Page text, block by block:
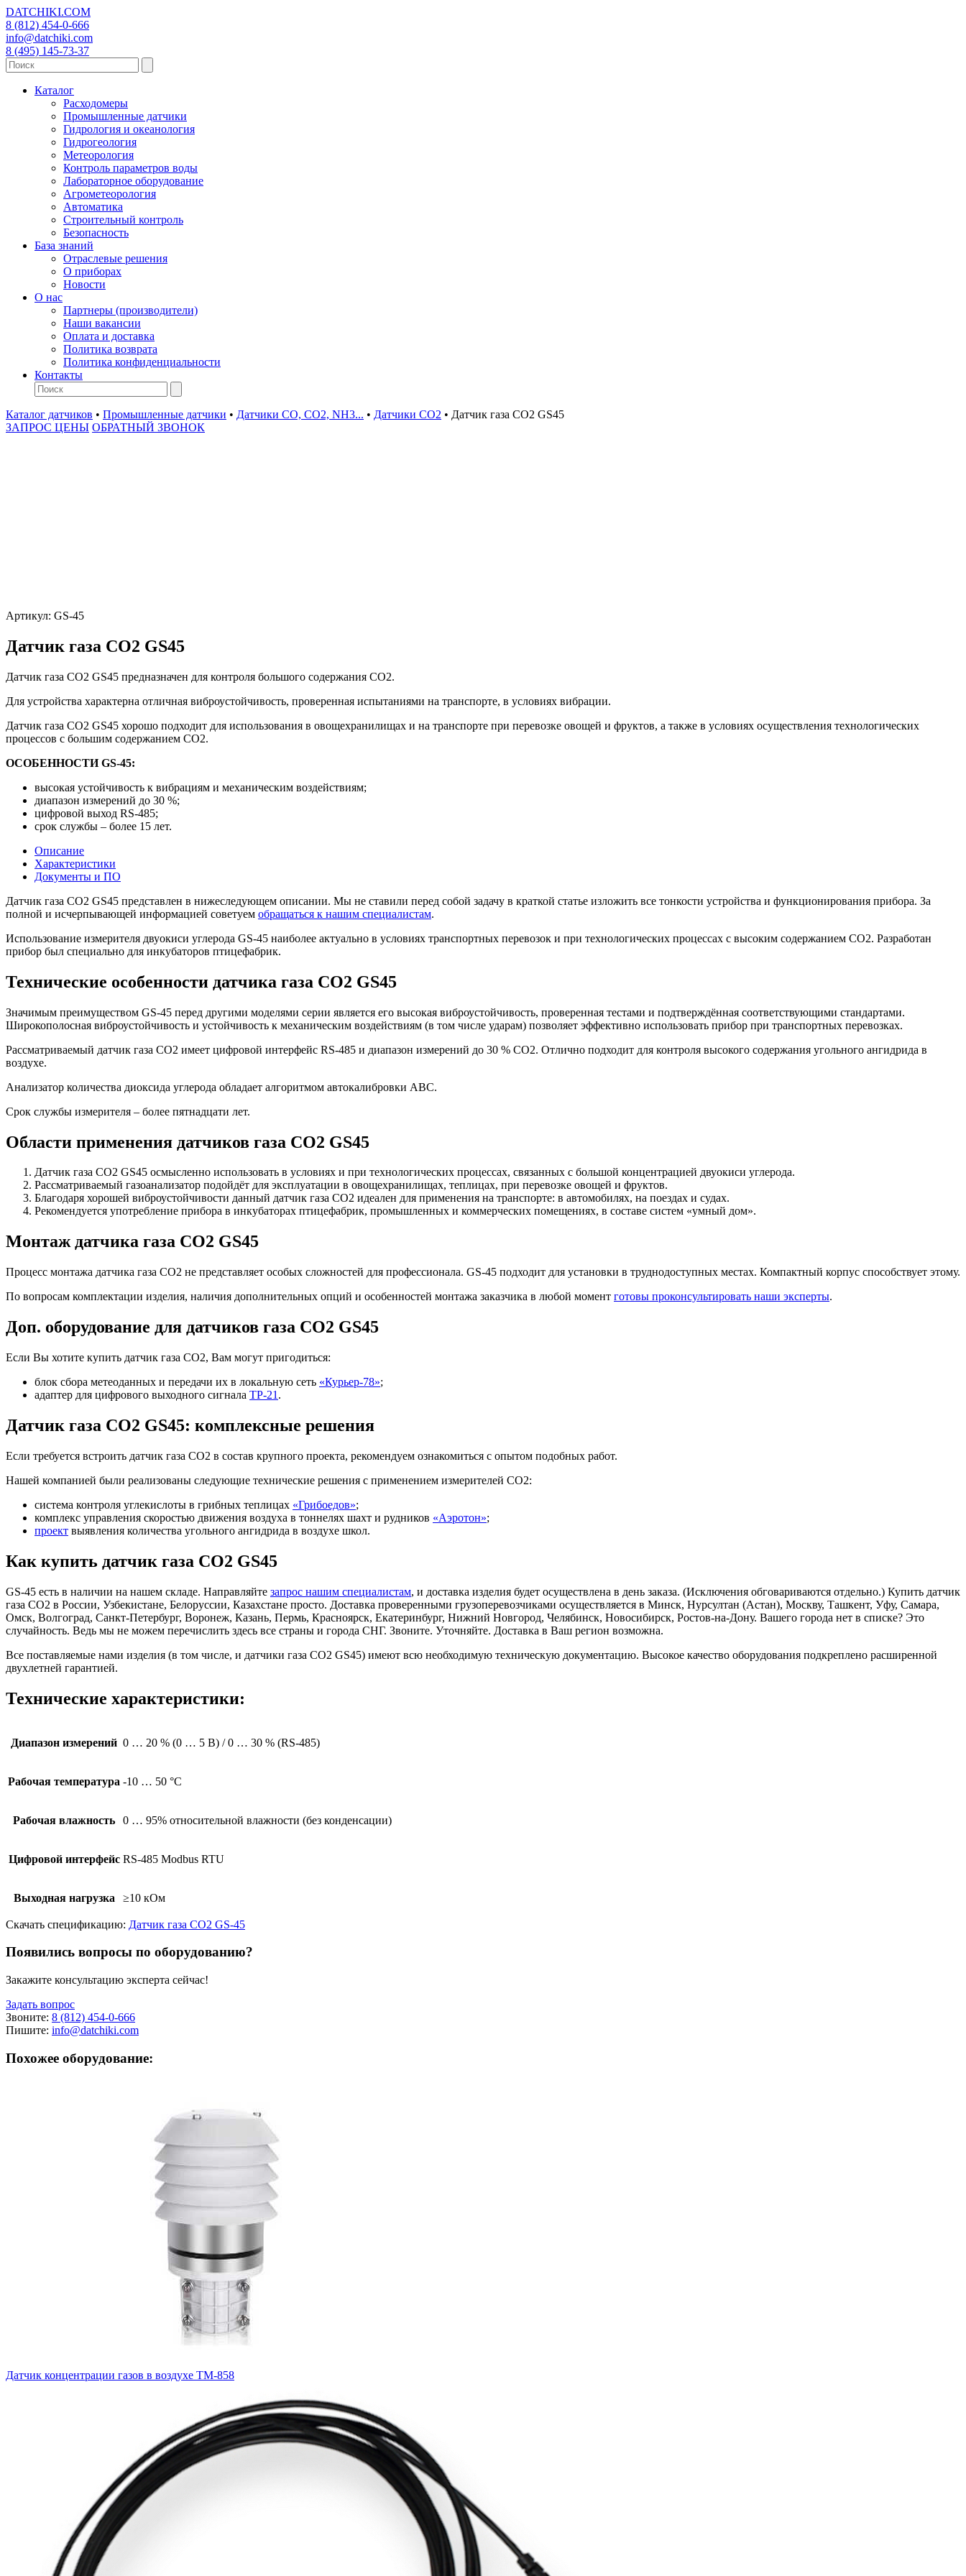
DATCHIKI.COM
8 (812) 454-0-666
info@datchiki.com
8 (495) 145-73-37
Каталог
Расходомеры
Промышленные датчики
Гидрология и океанология
Гидрогеология
Метеорология
Контроль параметров воды
Лабораторное оборудование
Агрометеорология
Автоматика
Строительный контроль
Безопасность
База знаний
Отраслевые решения
О приборах
Новости
О нас
Партнеры (производители)
Наши вакансии
Оплата и доставка
Политика возврата
Политика конфиденциальности
Контакты
Каталог датчиков • Промышленные датчики • Датчики CO, CO2, NH3... • Датчики СО2 • Датчик газа CO2 GS45
ЗАПРОС ЦЕНЫ ОБРАТНЫЙ ЗВОНОК
Артикул: GS-45
Датчик газа CO2 GS45
Датчик газа CO2 GS45 предназначен для контроля большого содержания СО2.
Для устройства характерна отличная виброустойчивость, проверенная испытаниями на транспорте, в условиях вибрации.
Датчик газа CO2 GS45 хорошо подходит для использования в овощехранилищах и на транспорте при перевозке овощей и фруктов, а также в условиях осуществления технологических
процессов с большим содержанием СО2.
ОСОБЕННОСТИ GS-45:
высокая устойчивость к вибрациям и механическим воздействиям;
диапазон измерений до 30 %;
цифровой выход RS-485;
срок службы – более 15 лет.
Описание
Характеристики
Документы и ПО
Датчик газа CO2 GS45 представлен в нижеследующем описании. Мы не ставили перед собой задачу в краткой статье изложить все тонкости устройства и функционирования прибора. За
полной и исчерпывающей информацией советуем обращаться к нашим специалистам.
Использование измерителя двуокиси углерода GS-45 наиболее актуально в условиях транспортных перевозок и при технологических процессах с высоким содержанием СО2. Разработан
прибор был специально для инкубаторов птицефабрик.
Технические особенности датчика газа CO2 GS45
Значимым преимуществом GS-45 перед другими моделями серии является его высокая виброустойчивость, проверенная тестами и подтверждённая соответствующими стандартами.
Широкополосная виброустойчивость и устойчивость к механическим воздействиям (в том числе ударам) позволяет эффективно использовать прибор при транспортных перевозках.
Рассматриваемый датчик газа CO2 имеет цифровой интерфейс RS-485 и диапазон измерений до 30 % СО2. Отлично подходит для контроля высокого содержания угольного ангидрида в
воздухе.
Анализатор количества диоксида углерода обладает алгоритмом автокалибровки ABC.
Срок службы измерителя – более пятнадцати лет.
Области применения датчиков газа CO2 GS45
Датчик газа CO2 GS45 осмысленно использовать в условиях и при технологических процессах, связанных с большой концентрацией двуокиси углерода.
Рассматриваемый газоанализатор подойдёт для эксплуатации в овощехранилищах, теплицах, при перевозке овощей и фруктов.
Благодаря хорошей виброустойчивости данный датчик газа CO2 идеален для применения на транспорте: в автомобилях, на поездах и судах.
Рекомендуется употребление прибора в инкубаторах птицефабрик, промышленных и коммерческих помещениях, в составе систем «умный дом».
Монтаж датчика газа CO2 GS45
Процесс монтажа датчика газа CO2 не представляет особых сложностей для профессионала. GS-45 подходит для установки в труднодоступных местах. Компактный корпус способствует этому.
По вопросам комплектации изделия, наличия дополнительных опций и особенностей монтажа заказчика в любой момент готовы проконсультировать наши эксперты.
Доп. оборудование для датчиков газа CO2 GS45
Если Вы хотите купить датчик газа CO2, Вам могут пригодиться:
блок сбора метеоданных и передачи их в локальную сеть «Курьер-78»;
адаптер для цифрового выходного сигнала ТР-21 .
Датчик газа CO2 GS45: комплексные решения
Если требуется встроить датчик газа CO2 в состав крупного проекта, рекомендуем ознакомиться с опытом подобных работ.
Нашей компанией были реализованы следующие технические решения с применением измерителей СО2:
система контроля углекислоты в грибных теплицах «Грибоедов»;
комплекс управления скоростью движения воздуха в тоннелях шахт и рудников «Аэротон»;
проект выявления количества угольного ангидрида в воздухе школ.
Как купить датчик газа CO2 GS45
GS-45 есть в наличии на нашем складе. Направляйте запрос нашим специалистам, и доставка изделия будет осуществлена в день заказа. (Исключения обговариваются отдельно.) Купить датчик
газа CO2 в России, Узбекистане, Белоруссии, Казахстане просто. Доставка проверенными грузоперевозчиками осуществляется в Минск, Нурсултан (Астан), Москву, Ташкент, Уфу, Самара,
Омск, Волгоград, Санкт-Петербург, Воронеж, Казань, Пермь, Красноярск, Екатеринбург, Нижний Новгород, Челябинск, Новосибирск, Ростов-на-Дону. Вашего города нет в списке? Это
случайность. Ведь мы не можем перечислить здесь все страны и города СНГ. Звоните. Уточняйте. Доставка в Ваш регион возможна.
Все поставляемые нами изделия (в том числе, и датчики газа CO2 GS45) имеют всю необходимую техническую документацию. Высокое качество оборудования подкреплено расширенной
двухлетней гарантией.
Технические характеристики:
Диапазон измерений 0 … 20 % (0 … 5 В) / 0 … 30 % (RS-485)
Рабочая температура -10 … 50 °С
Рабочая влажность 0 … 95% относительной влажности (без конденсации)
Цифровой интерфейс RS-485 Modbus RTU
Выходная нагрузка ≥10 кОм
Скачать спецификацию: Датчик газа CO2 GS-45
Появились вопросы по оборудованию?
Закажите консультацию эксперта сейчас!
Задать вопрос
Звоните: 8 (812) 454-0-666
Пишите: info@datchiki.com
Похожее оборудование:
Датчик концентрации газов в воздухе ТМ-858